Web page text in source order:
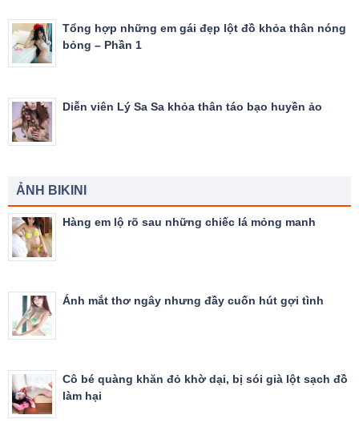
Tổng hợp những em gái đẹp lột đồ khỏa thân nóng
bỏng – Phần 1
Diễn viên Lý Sa Sa khỏa thân táo bạo huyền ảo
ẢNH BIKINI
Hàng em lộ rõ sau những chiếc lá mỏng manh
Ánh mắt thơ ngây nhưng đầy cuốn hút gợi tình
Cô bé quàng khăn đỏ khờ dại, bị sói già lột sạch đồ
làm hại